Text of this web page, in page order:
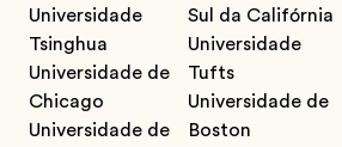
Universidade
Tsinghua
Universidade de
Chicago
Universidade de
Sul da Califórnia
Universidade
Tufts
Universidade de
Boston